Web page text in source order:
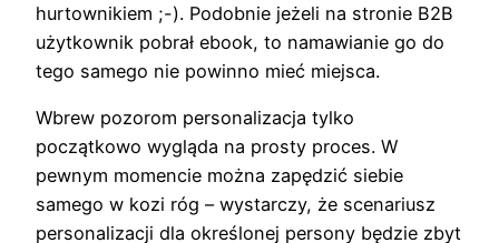
hurtownikiem ;-). Podobnie jeżeli na stronie B2B
użytkownik pobrał ebook, to namawianie go do
tego samego nie powinno mieć miejsca.
Wbrew pozorom personalizacja tylko
początkowo wygląda na prosty proces. W
pewnym momencie można zapędzić siebie
samego w kozi róg – wystarczy, że scenariusz
personalizacji dla określonej persony będzie zbyt